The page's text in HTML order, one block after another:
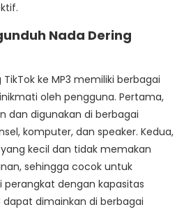
Nada Dering
ke MP3 memiliki berbagai
oleh pengguna. Pertama,
dan digunakan di berbagai
komputer, dan speaker. Kedua,
kecil dan tidak memakan
sehingga cocok untuk
dengan kapasitas
dapat dimainkan di berbagai